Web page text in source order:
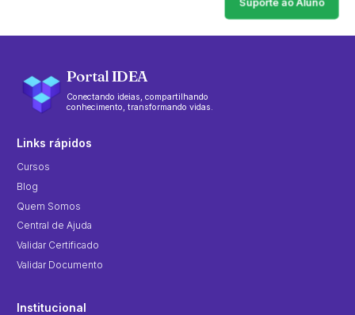
Portal IDEA
Conectando ideias, compartilhando
conhecimento, transformando vidas.
Links rápidos
Cursos
Blog
Quem Somos
Central de Ajuda
Validar Certificado
Validar Documento
Institucional